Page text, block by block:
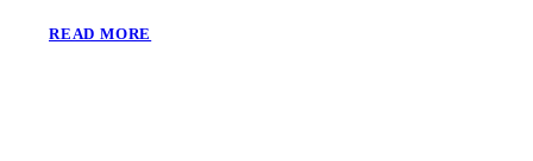
READ MORE